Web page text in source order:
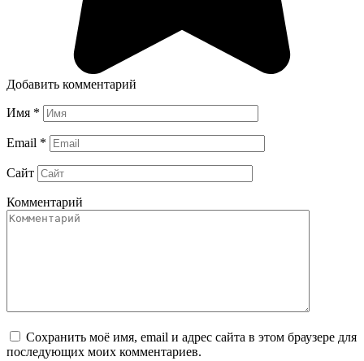
Добавить комментарий
Имя *
Email *
Сайт
Комментарий
Сохранить моё имя, email и адрес сайта в этом браузере для
последующих моих комментариев.